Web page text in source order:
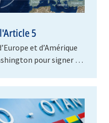
5
et d’Amérique
pour signer le